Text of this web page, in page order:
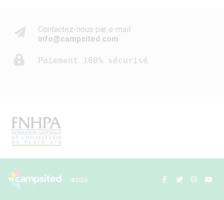
Contactez-nous par e-mail
info@campsited.com
Paiement 100% sécurisé
© 2026